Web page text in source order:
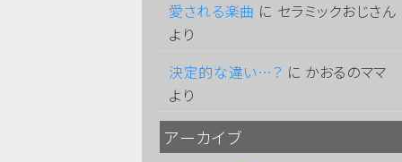
愛される楽曲 に セラミックおじさん
より
決定的な違い…？ に かおるのママ
より
アーカイブ